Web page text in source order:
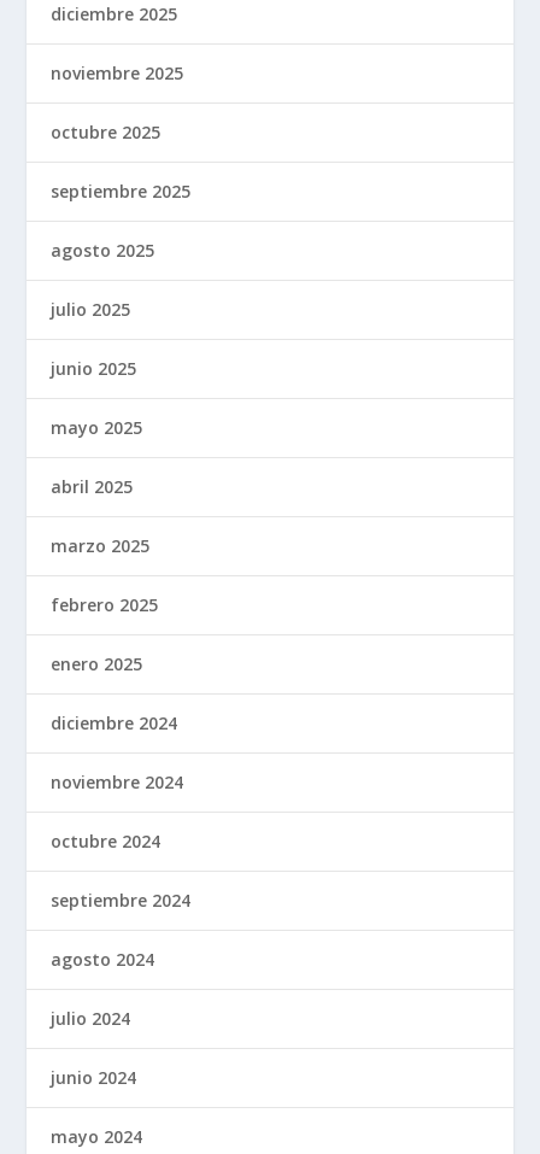
diciembre 2025
noviembre 2025
octubre 2025
septiembre 2025
agosto 2025
julio 2025
junio 2025
mayo 2025
abril 2025
marzo 2025
febrero 2025
enero 2025
diciembre 2024
noviembre 2024
octubre 2024
septiembre 2024
agosto 2024
julio 2024
junio 2024
mayo 2024